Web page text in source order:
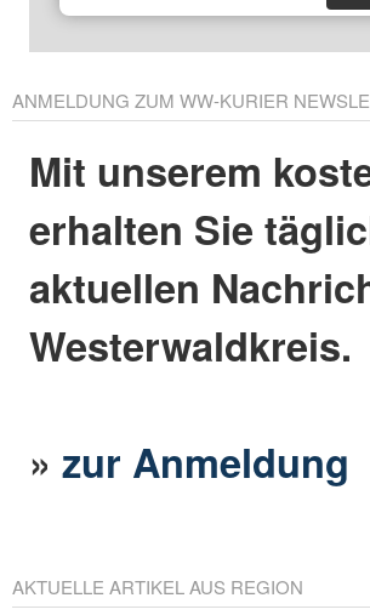
ANMELDUNG ZUM WW-KURIER
Mit unserem
erhalten Sie
aktuellen
Westerwaldkreis.
»zur Anmeldung
AKTUELLE ARTIKEL AUS REGION